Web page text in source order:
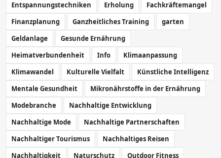
Entspannungstechniken
Erholung
Fachkräftemangel
Finanzplanung
Ganzheitliches Training
garten
Geldanlage
Gesunde Ernährung
Heimatverbundenheit
Info
Klimaanpassung
Klimawandel
Kulturelle Vielfalt
Künstliche Intelligenz
Mentale Gesundheit
Mikronährstoffe in der Ernährung
Modebranche
Nachhaltige Entwicklung
Nachhaltige Mode
Nachhaltige Partnerschaften
Nachhaltiger Tourismus
Nachhaltiges Reisen
Nachhaltigkeit
Naturschutz Outdoor Fitness